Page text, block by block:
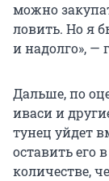
можно
ловить. Но я
и надолго», —
Дальше, по
иваси и
тунец уйдет
оставить его
количестве,